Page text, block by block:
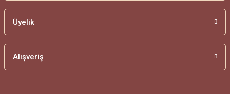
Üyelik
Alışveriş